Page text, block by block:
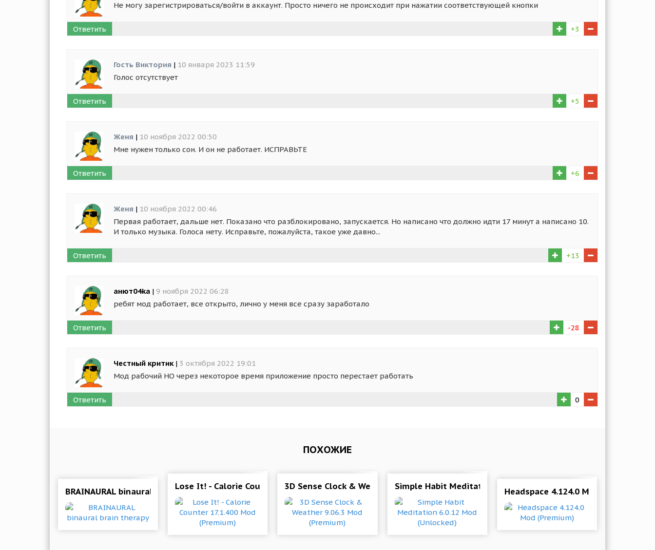
Не могу зарегистрироваться/войти в аккаунт. Просто ничего не происходит при нажатии соответствующей кнопки
Ответить +3
Гость Виктория | 10 января 2023 11:59
Голос отсутствует
Ответить +5
Женя | 10 ноября 2022 00:50
Мне нужен только сон. И он не работает. ИСПРАВЬТЕ
Ответить +6
Женя | 10 ноября 2022 00:46
Первая работает, дальше нет. Показано что разблокировано, запускается. Но написано что должно идти 17 минут а написано 10.
И только музыка. Голоса нету. Исправьте, пожалуйста, такое уже давно...
Ответить +13
анют04ka | 9 ноября 2022 06:28
ребят мод работает, все открыто, лично у меня все сразу заработало
Ответить -28
Честный критик| 3 октября 2022 19:01
Мод рабочий НО через некоторое время приложение просто перестает работать
Ответить 0
ПОХОЖИЕ
BRAINAURAL binaural brain therapyLose It! - Calorie Counter 17.1.400 Mod (Premium)3D Sense Clock & Weather 9.06.3 Mod (Premium)Simple Habit Meditation 6.0.12 Mod (Unlocked)
Headspace 4.124.0 Mod (Premium)